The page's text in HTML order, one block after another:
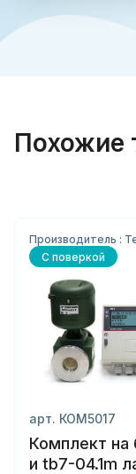
Похожие
Производитель :
С поверкой
арт. КОМ5017
Комплект на
и tb7-04.1m